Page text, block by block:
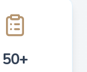
50+